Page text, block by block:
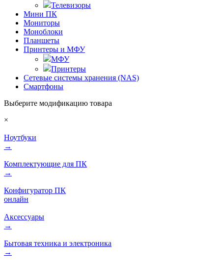
Телевизоры
Мини ПК
Мониторы
Моноблоки
Планшеты
Принтеры и МФУ
МФУ
Принтеры
Сетевые системы хранения (NAS)
Смартфоны
Выберите модификацию товара
×
Ноутбуки
→
Комплектующие для ПК
→
Конфигуратор ПК
онлайн
Аксессуары
→
Бытовая техника и электроника
→